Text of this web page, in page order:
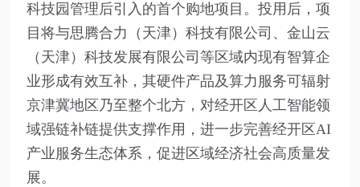
科技园管理后引入的首个购地项目。投用后，项
目将与思腾合力（天津）科技有限公司、金山云
（天津）科技发展有限公司等区域内现有智算企
业形成有效互补，其硬件产品及算力服务可辐射
京津冀地区乃至整个北方，对经开区人工智能领
域强链补链提供支撑作用，进一步完善经开区AI
产业服务生态体系，促进区域经济社会高质量发
展。